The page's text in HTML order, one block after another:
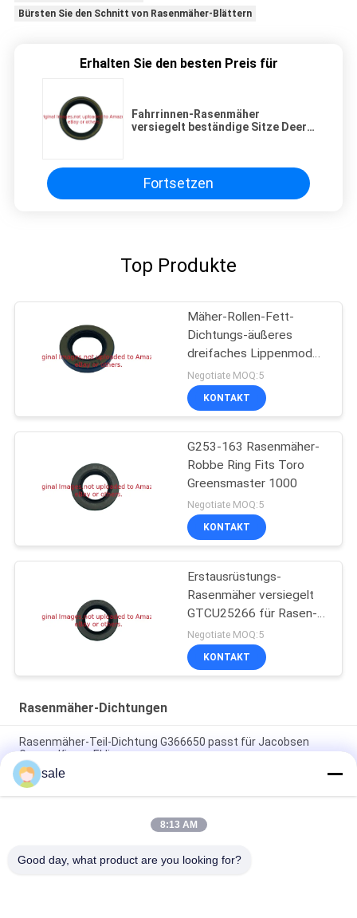
Bürsten Sie den Schnitt von Rasenmäher-Blättern
Erhalten Sie den besten Preis für
Fahrrinnen-Rasenmäher
versiegelt beständige Sitze Deere
Fortsetzen
Top Produkte
Mäher-Rollen-Fett-
Dichtungs-äußeres
dreifaches Lippenmodell
G3004882 für Rasen-
Maschinerie
Negotiate MOQ:5
KONTAKT
G253-163 Rasenmäher-
Robbe Ring Fits Toro
Greensmaster 1000
Negotiate MOQ:5
KONTAKT
Erstausrüstungs-
Rasenmäher versiegelt
GTCU25266 für Rasen-
Ausrüstung
Negotiate MOQ:5
KONTAKT
Rasenmäher-Dichtungen
Rasenmäher-Teil-Dichtung G366650 passt für Jacobsen
Greens King u. Eklipse
Grünmäher Siegelring GR92287 passt Deere Bunker und
Feldfahrzeug
Bauteile für Rasenmäher Internal Oil Seal GM91399 Fits Deere
sale
8:13 AM
Good day, what product are you looking for?